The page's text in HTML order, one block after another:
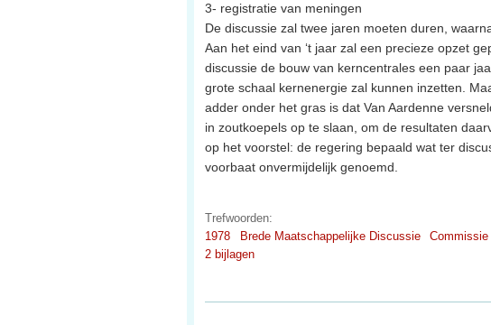
3- registratie van meningen
De discussie zal twee jaren moeten duren,
Aan het eind van ‘t jaar zal een precieze opzet
discussie de bouw van kerncentrales een paar
grote schaal kernenergie zal kunnen inzetten.
adder onder het gras is dat Van Aardenne
in zoutkoepels op te slaan, om de resultaten
op het voorstel: de regering bepaald wat ter
voorbaat onvermijdelijk genoemd.
Trefwoorden:
1978
Brede Maatschappelijke Discussie Commissie
2 bijlagen